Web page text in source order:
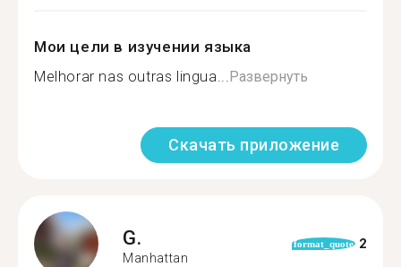
Мои цели в изучении языка
Melhorar nas outras lingua...Развернуть
Скачать приложение
G.
Manhattan
format_quote 2